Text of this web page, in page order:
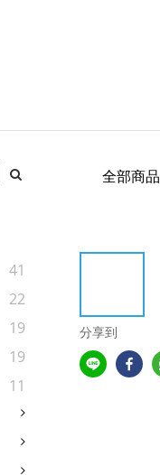
41
22
19
19
11
全部商品
分享到